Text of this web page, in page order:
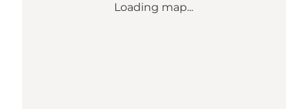
Loading map...